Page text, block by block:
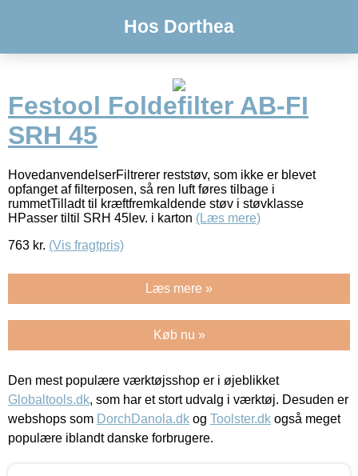
Hos Dorthea
Festool Foldefilter AB-FI
SRH 45
HovedanvendelserFiltrerer reststøv, som ikke er blevet
opfanget af filterposen, så ren luft føres tilbage i
rummetTilladt til kræftfremkaldende støv i støvklasse
HPasser tiltil SRH 45lev. i karton (Læs mere)
763 kr. (Vis fragtpris)
Læs mere »
Køb nu »
Den mest populære værktøjsshop er i øjeblikket
Globaltools.dk, som har et stort udvalg i værktøj. Desuden er
webshops som DorchDanola.dk og Toolster.dk også meget
populære iblandt danske forbrugere.